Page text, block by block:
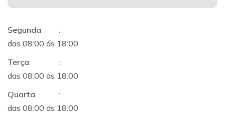
Segunda
:
das 08:00 ás 18:00
Terça
:
das 08:00 ás 18:00
Quarta
:
das 08:00 ás 18:00